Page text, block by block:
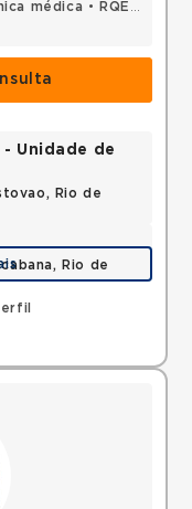
médica •
RQE 54840 - Pneumologia
Unidade de
Rio de
Rio de